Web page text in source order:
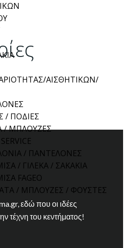
ΑΙΣΘΗΤΙΚΩΝ/
/ ΠΟΔΙΕΣ
/ ΜΠΛΟΥΖΕΣ
/ ΠΑΝΤΕΛΟΝΕΣ
/ ΓΙΛΕΚΑ / ΣΑΚΑΚΙΑ
FAGEO
/ ΜΠΛΟΥΖΕΣ / ΦΟΥΣΤΕΣ
εδώ που οι ιδέες
τέχνη του κεντήματος!